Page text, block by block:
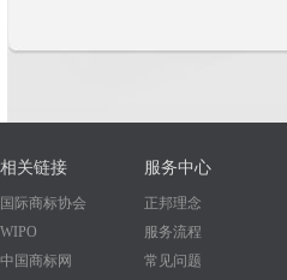
相关链接
国际商标协会
WIPO
中国商标网
服务中心
正邦理念
服务流程
常见问题